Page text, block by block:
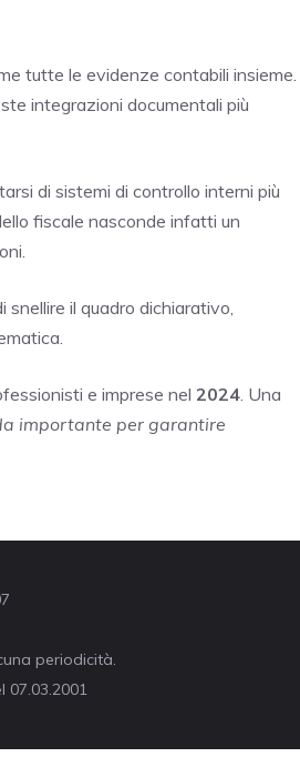
tutte le evidenze contabili insieme.
integrazioni documentali più
di sistemi di controllo interni più
fiscale nasconde infatti un
snellire il quadro dichiarativo,
e imprese nel 2024 . Una
importante per garantire
periodicità.